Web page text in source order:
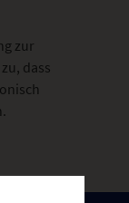
zur
dass